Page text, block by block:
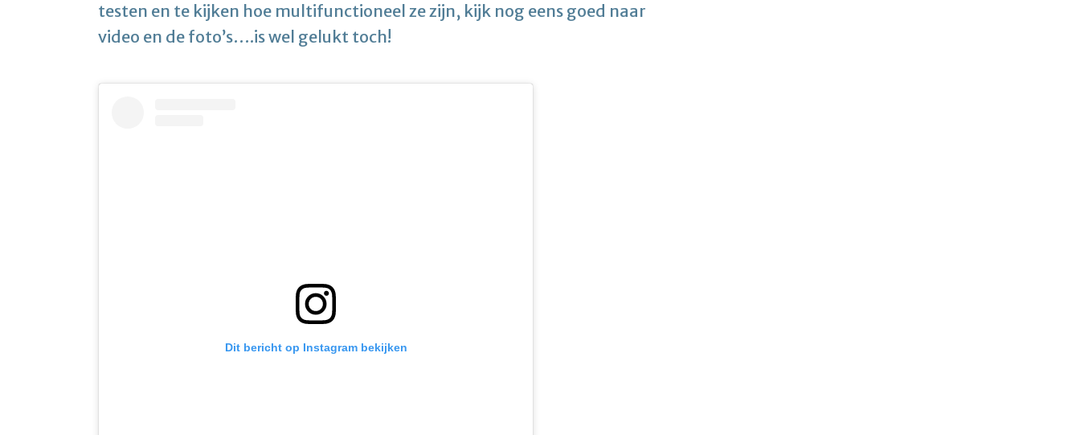
testen en te kijken hoe multifunctioneel ze zijn, kijk nog eens goed naar
video en de foto’s….is wel gelukt toch!
Dit bericht op Instagram bekijken